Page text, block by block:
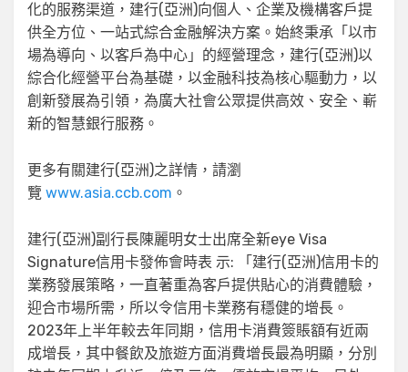
化的服務渠道，建行(亞洲)向個人、企業及機構客戶提
供全方位、一站式綜合金融解決方案。始終秉承「以市
場為導向、以客戶為中心」的經營理念，建行(亞洲)以
綜合化經營平台為基礎，以金融科技為核心驅動力，以
創新發展為引領，為廣大社會公眾提供高效、安全、嶄
新的智慧銀行服務。
更多有關建行(亞洲)之詳情，請瀏
覽 www.asia.ccb.com 。
建行(亞洲)副行長陳麗明女士出席全新eye Visa
Signature信用卡發佈會時表 示: 「建行(亞洲)信用卡的
業務發展策略，一直著重為客戶提供貼心的消費體驗，
迎合市場所需，所以令信用卡業務有穩健的增長。
2023年上半年較去年同期，信用卡消費簽賬額有近兩
成增長，其中餐飲及旅遊方面消費增長最為明顯，分別